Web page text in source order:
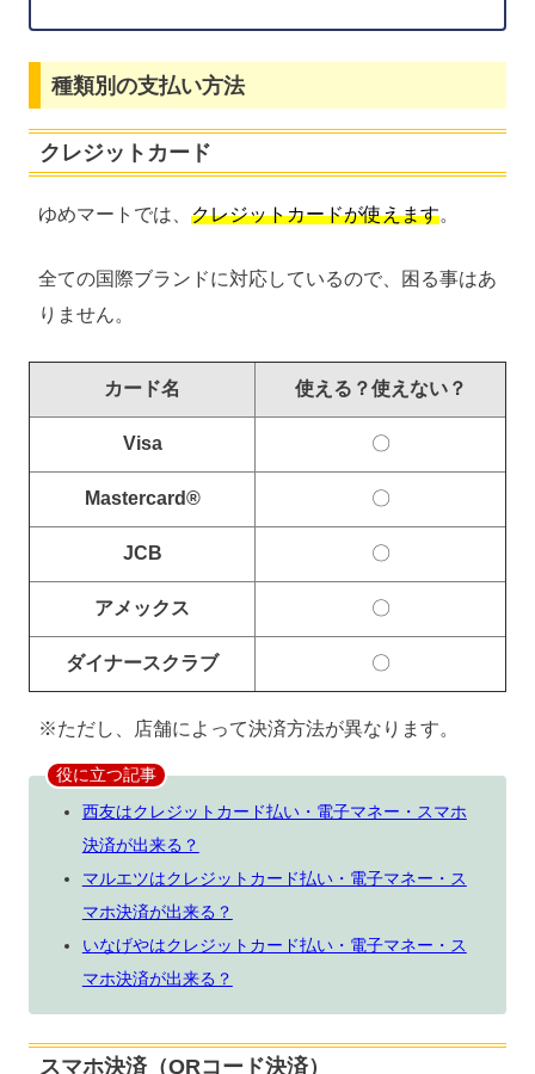
種類別の支払い方法
クレジットカード
ゆめマートでは、 クレジットカードが使えます。
全ての国際ブランドに対応しているので、困る事はあ
りません。
カード名 使える？使えない？
Visa 〇
Mastercard® 〇
JCB 〇
アメックス 〇
ダイナースクラブ 〇
※ただし、店舗によって決済方法が異なります。
役に立つ記事
西友はクレジットカード払い・電子マネー・スマホ
決済が出来る？
マルエツはクレジットカード払い・電子マネー・ス
マホ決済が出来る？
いなげやはクレジットカード払い・電子マネー・ス
マホ決済が出来る？
スマホ決済（QRコード決済）